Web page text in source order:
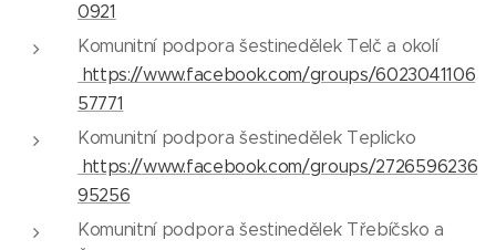
0921
Komunitní podpora šestinedělek Telč a okolí
https://www.facebook.com/groups/6023041106
57771
Komunitní podpora šestinedělek Teplicko
https://www.facebook.com/groups/2726596236
95256
Komunitní podpora šestinedělek Třebíčsko a